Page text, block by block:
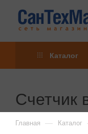
Каталог
Счетчик
Главная — Каталог